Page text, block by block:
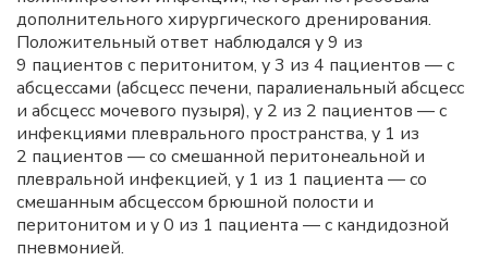
дополнительного хирургического дренирования.
Положительный ответ наблюдался у 9 из
9 пациентов с перитонитом, у 3 из 4 пациентов — с
абсцессами (абсцесс печени, паралиенальный абсцесс
и абсцесс мочевого пузыря), у 2 из 2 пациентов — с
инфекциями плеврального пространства, у 1 из
2 пациентов — со смешанной перитонеальной и
плевральной инфекцией, у 1 из 1 пациента — со
смешанным абсцессом брюшной полости и
перитонитом и у 0 из 1 пациента — с кандидозной
пневмонией.